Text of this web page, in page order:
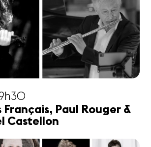
Français, Paul Rouger &
Castellon